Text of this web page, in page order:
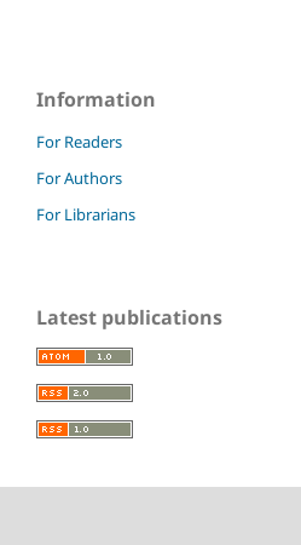
Information
For Readers
For Authors
For Librarians
Latest publications